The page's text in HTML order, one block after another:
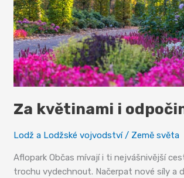
Za květinami i
Lodž a Lodžské vojvodství/ Země světa
Aflopark Občas mívají i ti nejvášnivější
trochu vydechnout. Načerpat nové síly a